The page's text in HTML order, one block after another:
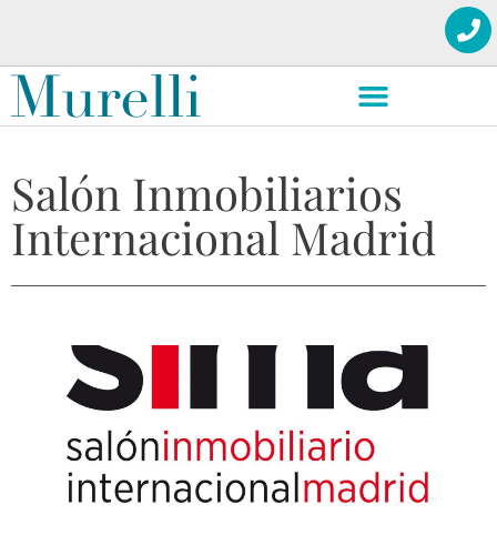
Salón Inmobiliarios
Internacional Madrid